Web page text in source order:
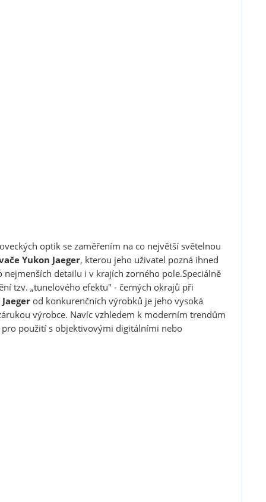
optik se zaměřením na co největší světelnou
Yukon Jaeger, kterou jeho uživatel pozná ihned
detailu i v krajích zorného pole.Speciálně
tzv. „tunelového efektu" - černých okrajů při
od konkurenčních výrobků je jeho vysoká
výrobce. Navíc vzhledem k moderním trendům
použití s objektivovými digitálními nebo